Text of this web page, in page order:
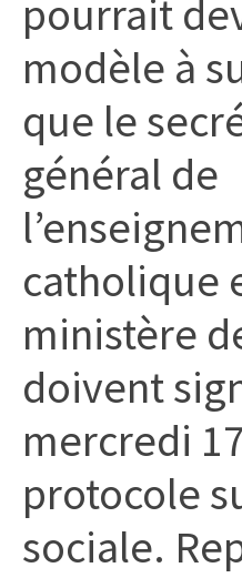
pourrait
modèle à
que le
général de
catholique
ministère
doivent
mercredi
protocole
sociale.